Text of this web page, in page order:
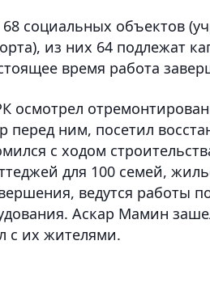
социальных объектов
из них 64 подлежат
время работа
осмотрел
перед ним, посетил
с ходом
для 100 семей,
ведутся работы
Аскар Мамин
с их жителями.